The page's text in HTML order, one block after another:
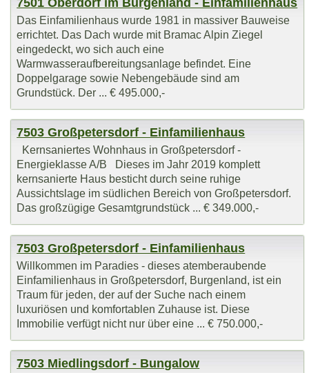
7501 Oberdorf im Burgenland - Einfamilienhaus
Das Einfamilienhaus wurde 1981 in massiver Bauweise
errichtet. Das Dach wurde mit Bramac Alpin Ziegel
eingedeckt, wo sich auch eine
Warmwasseraufbereitungsanlage befindet. Eine
Doppelgarage sowie Nebengebäude sind am
Grundstück. Der ... € 495.000,-
7503 Großpetersdorf - Einfamilienhaus
Kernsaniertes Wohnhaus in Großpetersdorf -
Energieklasse A/B Dieses im Jahr 2019 komplett
kernsanierte Haus besticht durch seine ruhige
Aussichtslage im südlichen Bereich von Großpetersdorf.
Das großzügige Gesamtgrundstück ... € 349.000,-
7503 Großpetersdorf - Einfamilienhaus
Willkommen im Paradies - dieses atemberaubende
Einfamilienhaus in Großpetersdorf, Burgenland, ist ein
Traum für jeden, der auf der Suche nach einem
luxuriösen und komfortablen Zuhause ist. Diese
Immobilie verfügt nicht nur über eine ... € 750.000,-
7503 Miedlingsdorf - Bungalow